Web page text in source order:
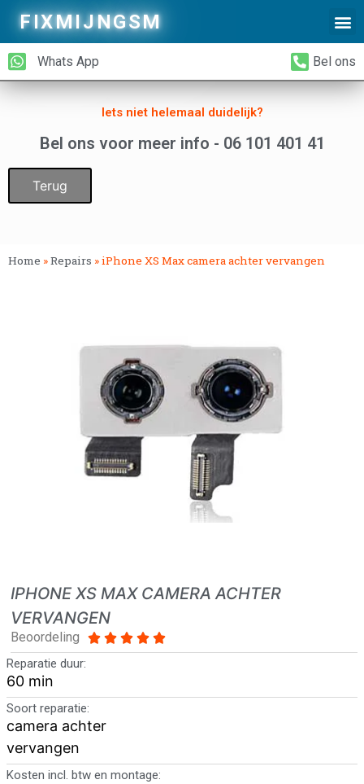
FIXMIJNGSM
Whats App Bel ons
Iets niet helemaal duidelijk?
Bel ons voor meer info - 06 101 401 41
Terug
Home »Repairs »iPhone XS Max camera achter vervangen
IPHONE XS MAX CAMERA ACHTER
VERVANGEN
Beoordeling     
Reparatie duur:
60 min
Soort reparatie:
camera achter
vervangen
Kosten incl. btw en montage: